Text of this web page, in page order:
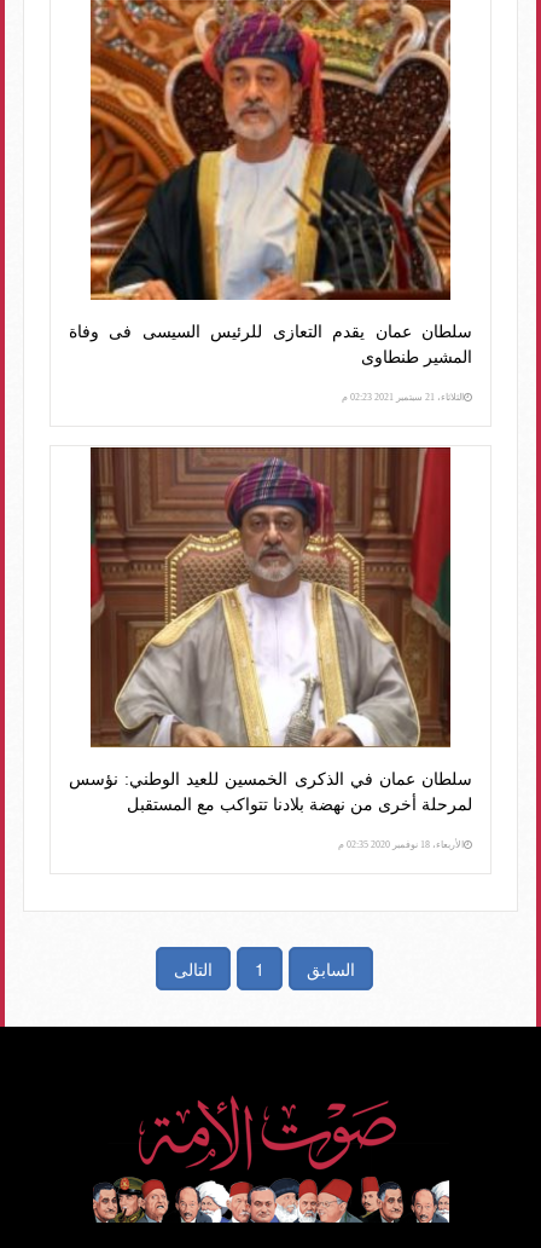
سلطان عمان يقدم التعازى للرئيس السيسى فى وفاة
المشير طنطاوى
الثلاثاء، 21 سبتمبر 2021 02:23 م
سلطان عمان في الذكرى الخمسين للعيد الوطني: نؤسس
لمرحلة أخرى من نهضة بلادنا تتواكب مع المستقبل
الأربعاء، 18 نوفمبر 2020 02:35 م
السابق 1 التالى